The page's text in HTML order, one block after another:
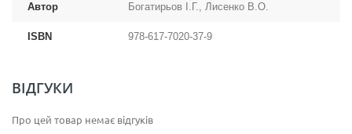
Автор Богатирьов І.Г., Лисенко В.О.
ISBN 978-617-7020-37-9
ВІДГУКИ
Про цей товар немає відгуків